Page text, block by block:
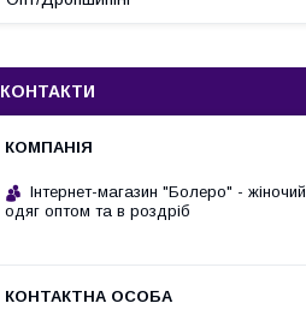
КОНТАКТИ
Інтернет-магазин "Болеро" - жіночий
одяг оптом та в роздріб